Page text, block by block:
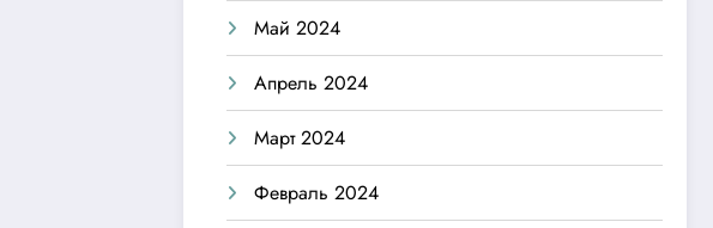
Май 2024
Апрель 2024
Март 2024
Февраль 2024